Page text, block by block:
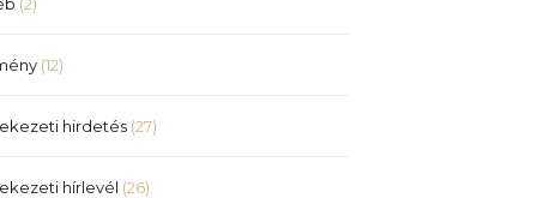
(12)
hirdetés (27)
hírlevél (26)